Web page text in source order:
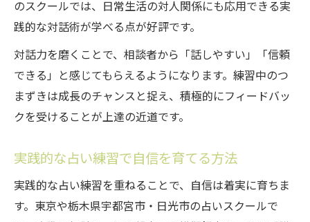
のスクールでは、日常生活の対人関係にも応用できる実
践的な対話術が学べる点が好評です。
対話力を磨くことで、相談者から「話しやすい」「信頼
できる」と感じてもらえるようになります。練習中のつ
まずきは成長のチャンスと捉え、積極的にフィードバッ
クを受けることが上達の近道です。
実践的な占い練習で自信を育てる方法
実践的な占い練習を重ねることで、自信は着実に育ちま
す。東京や栃木県宇都宮市・日光市の占いスクールで